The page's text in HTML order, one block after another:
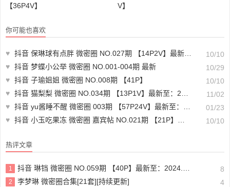
【36P4V】
V】
你可能也喜欢
♥ 抖音 保琳球有点胖 微密圈 NO.027期 【14P2V】最新至：2023.7.27
10/10
♥ 抖音 梦蝶小公举 微密圈 NO.001-004期 最新
10/29
♥ 抖音 子瑜姐姐 微密圈 NO.008期 【41P】
10/10
♥ 抖音 猫梨梨 微密圈 NO.034期 【13P1V】最新至：2023.11.01
11/02
♥ 抖音 yu酱睡不醒 微密圈 003期 【57P24V】最新至：2024.1.22
01/23
♥ 抖音 小玉吃果冻 微密圈 嘉宾帖 NO.021期 【21P】最新至：2023.7.4 10/10
热评文章
1 抖音 琳铛 微密圈 NO.059期 【40P】最新至：2024.1.10 8
2 李梦琳 微密圈合集[21套][持续更新] 4